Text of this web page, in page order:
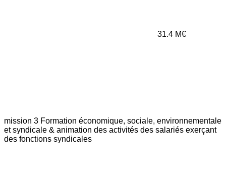
31.4 M€
mission 3 Formation économique, sociale, environnementale
et syndicale & animation des activités des salariés exerçant
des fonctions syndicales